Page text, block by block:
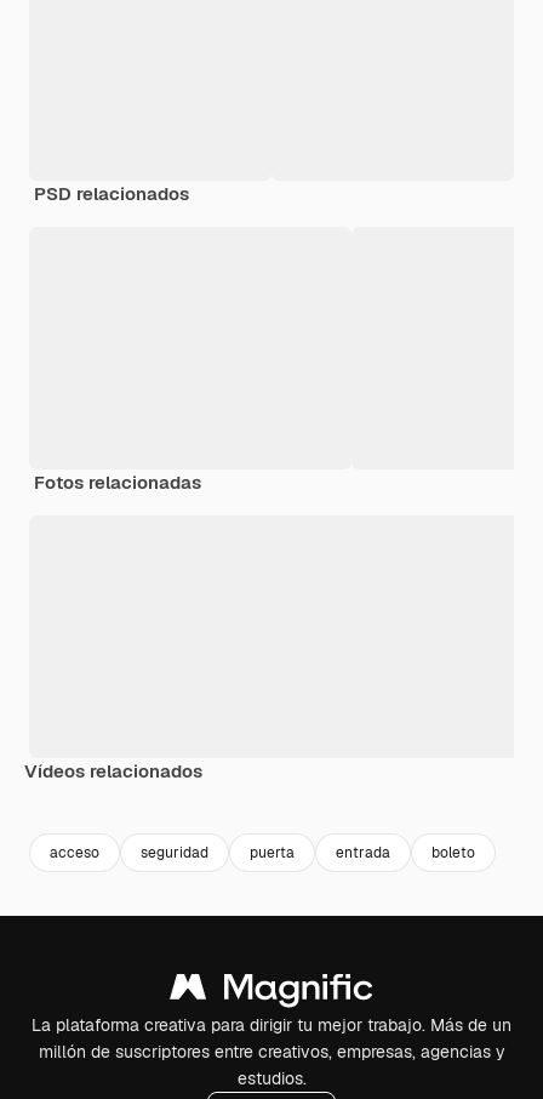
PSD relacionados
Fotos relacionadas
Vídeos relacionados
acceso seguridad puerta entrada boleto
La plataforma creativa para dirigir tu mejor trabajo. Más de un
millón de suscriptores entre creativos, empresas, agencias y
estudios.